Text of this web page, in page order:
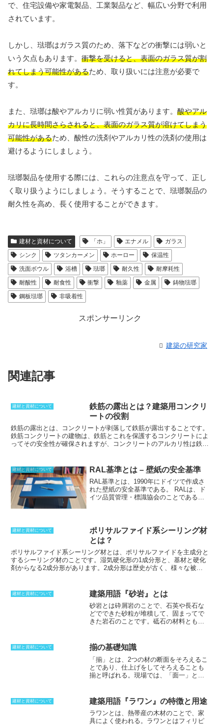
で、住宅設備や家電製品、工業製品など、幅広い分野で利用
されています。
しかし、琺瑯はガラス質のため、落下などの衝撃には弱いと
いう欠点もあります。 衝撃を受けると、表面のガラス質が割
れてしまう可能性があるため、取り扱いには注意が必要で
す。
また、琺瑯は酸やアルカリに弱い性質があります。 酸やアル
カリに長時間さらされると、表面のガラス質が溶けてしまう
可能性があるため、酸性の洗剤やアルカリ性の洗剤の使用は
避けるようにしましょう。
琺瑯製品を使用する際には、これらの注意点を守って、正し
く取り扱うようにしましょう。そうすることで、琺瑯製品の
耐久性を高め、長く使用することができます。
建材と資材について 「ホ」 エナメル
ガラス
シンク
ツタンカーメン ホーロー
保温性
洗面ボウル
浴槽 琺瑯 耐久性
耐摩耗性
耐酸性
耐食性 衝撃 釉薬 金属
鋳物琺瑯
鋼板琺瑯
非吸着性
スポンサーリンク
建築の研究家
関連記事
建材と資材について
鉄筋の露出とは？建築用コンクリ
ートの役割
鉄筋の露出とは、コンクリートが剥落して鉄筋が露出することです。
鉄筋コンクリートの建物は、鉄筋とこれを保護するコンクリートによ
ってその安全性が確保されますが、コンクリートのアルカリ性は鉄筋
トがクラック（亀裂）を生じ剥落を起こすようなことがあれば、鉄筋
は急速に錆びて弱くなり、火災時には直接熱を受けて軟化してしまう
ため、建物にとって致命的です。ただちにコンクリートやモルタルで
修繕して鉄筋を保護する手当てを行なう必要があります。鉄筋の露出
の原因としては、コンクリートのひび割れ、コンクリートの剥離、鉄
筋の腐食などがあります。ひび割れは、コンクリートの乾燥収縮や温
腐食は、コンクリートのアルカリ性が失われると発生します。鉄筋の
露出を防ぐためには、コンクリートのひび割れや剥離を防止すること
が重要です。ひび割れを防止するためには、コンクリートに適正な水
セメント比を使用したり、十分な養生を行なったりすることが重要で
す。剥離を防止するためには、コンクリートの強度を確保したり、施
工不良を防止したりすることが重要です。鉄筋の腐食を防ぐために
ることが有効です。鉄筋の露出が発生してしまった場合は、ただちに
錆の除去は、ニアホワイトメタルまでのブラスト処理を行なうことを
標準とするのが最良とされています。
建材と資材について RAL基準とは – 壁紙の安全基準
RAL基準とは、1990年にドイツで作成さ
れた壁紙の安全基準である。
RALは、ド
イツ品質管理・標識協会のことである。
まれる重金属、安定剤、可塑剤、塩ビモ
ノマー、VOC、ホルムアルデヒドなどの
基準値が定められている。使用者の健
康、環境など配慮した内容は非常に多岐
にわたっており、これらの規定を満足し
た壁紙のみに、品質保証壁紙のマークで
品質検査規定になった。類似の規定に
ISM規定があり、これは、インテリア材
料の安全に関する規定のことである。
建材と資材について
ポリサルファイド系シーリング材
とは？
ポリサルファイド系シーリング材とは、ポリサルファイドを主成分と
するシーリング材のことです。湿気硬化形の1成分形と、基材と硬化
剤からなる2成分形があります。2成分形は歴史が古く、様々な被着
などに用いられます。ただし、1成分形のポリサルファイド系シーリ
ング材はブリードを起こしやすいため、上から塗装を行なうのは避け
た方が良いです。ポリサルファイド系シーリング材は弾性系シーリン
グ材としてアメリカから輸入されました。ポリ塩化ビフェニルが有害
化学物質として製造中止になるまではこれが可塑剤として用いられて
建材と資材について 建築用語『砂岩』とは
砂岩とは砕屑岩のことで、石英や長石な
どでできた砂粒が堆積して、固まってで
きた岩石のことです。砥石の材料ともな
主に火山性砕屑物で構成されている物
は、砂岩には含めずに火山砕屑岩と呼び
ます。膠着材として、酸化鉄や粘土とと
もに圧力を受けたことによって砂岩は硬
化しました。多くの場合には、粒子間に
凝灰質砂岩が貯留岩となっています。暖
色系の物が多く見られることから、室内
で使うとゆったりとしたやわらかい雰囲
気になります。吸水性が高いがやわらか
建材と資材について 揃の基礎知識
「揃」とは、2つの材の断面をそろえるこ
とであり、仕上げをしてそろえることも
揃と呼ばれる。現場では、「面一」とい
いる。2つの材を同じ面にそろえるという
ことは、非常に高い技術を要する。2つだ
けで済むことは珍しく、これが他の材に
対しても影響するため、ひいては全体的
建材と資材について 建築用語『ラワン』の特徴と用途
ラワンとは、熱帯産の木材のことで、家
具によく使われる。ラワンとはフィリピ